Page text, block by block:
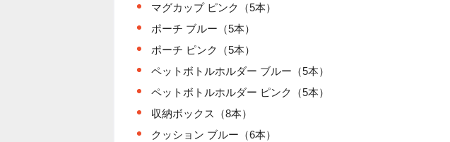
マグカップ ピンク（5本）
ポーチ ブルー（5本）
ポーチ ピンク（5本）
ペットボトルホルダー ブルー（5本）
ペットボトルホルダー ピンク（5本）
収納ボックス（8本）
クッション ブルー（6本）